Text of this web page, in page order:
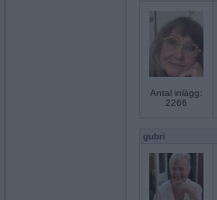
Antal inlägg:
2266
gubri